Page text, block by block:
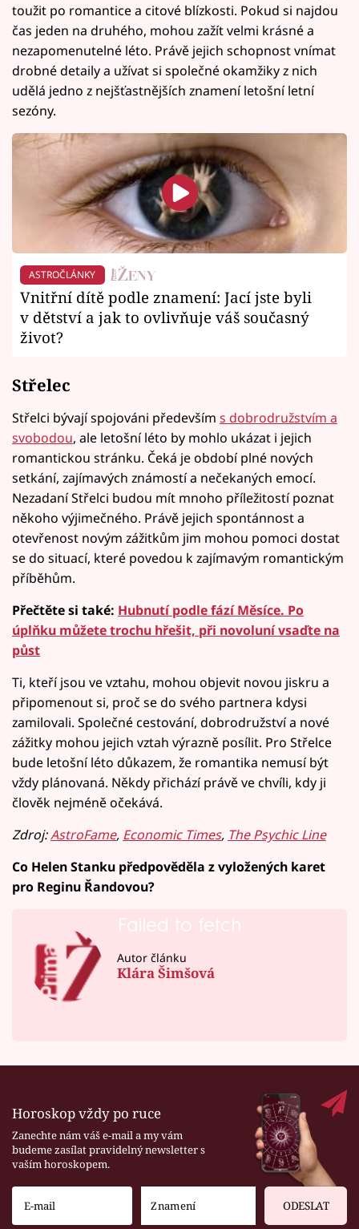
toužit po romantice a citové blízkosti. Pokud si najdou
čas jeden na druhého, mohou zažít velmi krásné a
nezapomenutelné léto. Právě jejich schopnost vnímat
drobné detaily a užívat si společné okamžiky z nich
udělá jedno z nejšťastnějších znamení letošní letní
sezóny.
ASTROČLÁNKY
Vnitřní dítě podle znamení: Jací jste byli
v dětství a jak to ovlivňuje váš současný
život?
Střelec
Střelci bývají spojováni především s dobrodružstvím a
svobodou, ale letošní léto by mohlo ukázat i jejich
romantickou stránku. Čeká je období plné nových
setkání, zajímavých známostí a nečekaných emocí.
Nezadaní Střelci budou mít mnoho příležitostí poznat
někoho výjimečného. Právě jejich spontánnost a
otevřenost novým zážitkům jim mohou pomoci dostat
se do situací, které povedou k zajímavým romantickým
příběhům.
Přečtěte si také: Hubnutí podle fází Měsíce. Po
úplňku můžete trochu hřešit, při novoluní vsaďte na
půst
Ti, kteří jsou ve vztahu, mohou objevit novou jiskru a
připomenout si, proč se do svého partnera kdysi
zamilovali. Společné cestování, dobrodružství a nové
zážitky mohou jejich vztah výrazně posílit. Pro Střelce
bude letošní léto důkazem, že romantika nemusí být
vždy plánovaná. Někdy přichází právě ve chvíli, kdy ji
člověk nejméně očekává.
Zdroj:AstroFame, Economic Times, The Psychic Line
Co Helen Stanku předpověděla z vyložených karet
pro Reginu Řandovou?
Failed to fetch
Autor článku
Klára Šimšová
Horoskop vždy po ruce
Zanechte nám váš e-mail a my vám
budeme zasílat pravidelný newsletter s
vaším horoskopem.
ODESLAT